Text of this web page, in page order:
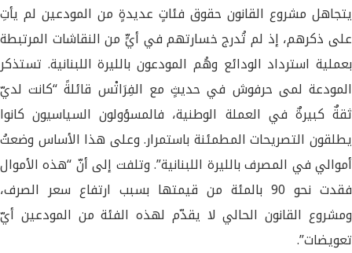
يتجاهل مشروع القانون حقوق فئاتٍ عديدةٍ من المودعين لم يأتِ
على ذكرهم، إذ لم تُدرج خسارتهم في أيٍّ من النقاشات المرتبطة
بعملية استرداد الودائع وهُم المودعون بالليرة اللبنانية. تستذكر
المودعة لمى حرفوش في حديثٍ مع الفِرَاتْس قائلةً “كانت لديّ
ثقةٌ كبيرةٌ في العملة الوطنية، فالمسؤولون السياسيون كانوا
يطلقون التصريحات المطمئنة باستمرار. وعلى هذا الأساس وضعتُ
أموالي في المصرف بالليرة اللبنانية”. وتلفت إلى أنّ “هذه الأموال
فقدت نحو 90 بالمئة من قيمتها بسبب ارتفاع سعر الصرف،
ومشروع القانون الحالي لا يقدّم لهذه الفئة من المودعين أيّ
تعويضات”.